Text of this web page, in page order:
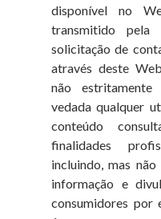
disponível no
transmitido pela
solicitação de
através deste
não
vedada qualquer
conteúdo
finalidades
incluindo, mas
informação e
consumidores por